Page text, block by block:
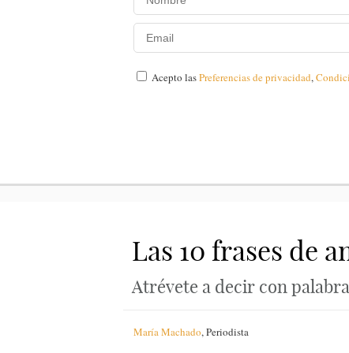
Acepto lasPreferencias de privacidad,
Las 10 frases de
Atrévete a decir con
María Machado,Periodista